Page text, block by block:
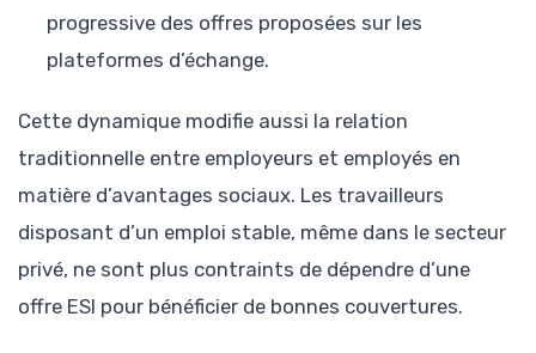
progressive des offres proposées sur les
plateformes d’échange.
Cette dynamique modifie aussi la relation
traditionnelle entre employeurs et employés en
matière d’avantages sociaux. Les travailleurs
disposant d’un emploi stable, même dans le secteur
privé, ne sont plus contraints de dépendre d’une
offre ESI pour bénéficier de bonnes couvertures.